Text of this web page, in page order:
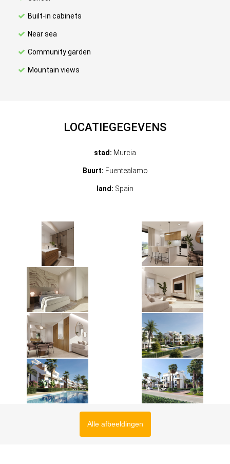
Built-in cabinets
Near sea
Community garden
Mountain views
LOCATIEGEGEVENS
stad: Murcia
Buurt: Fuentealamo
land: Spain
Alle afbeeldingen